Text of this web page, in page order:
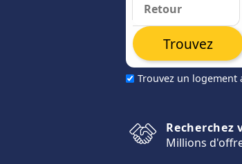
Trouvez un logement
Trouvez
Millions